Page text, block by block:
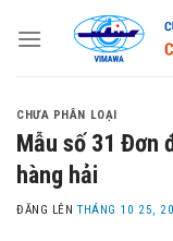
CHƯA PHÂN LOẠI
Mẫu số 31 Đơn
hàng hải
ĐĂNG LÊNTHÁNG 10 25,